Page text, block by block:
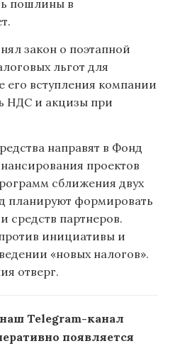
пошлины в
закон о поэтапной
льгот для
его вступления компании
НДС и акцизы при
направят в Фонд
проектов
сближения двух
планируют формировать
средств партнеров.
инициативы и
«новых налогов».
отверг.
Telegram-канал
появляется